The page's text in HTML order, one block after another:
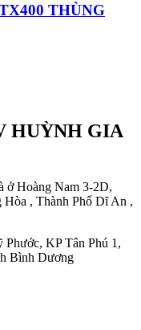
THÙNG
HUỲNH GIA
ở Hoàng Nam 3-2D,
, Thành Phố Dĩ An ,
Phước, KP Tân Phú 1,
Bình Dương